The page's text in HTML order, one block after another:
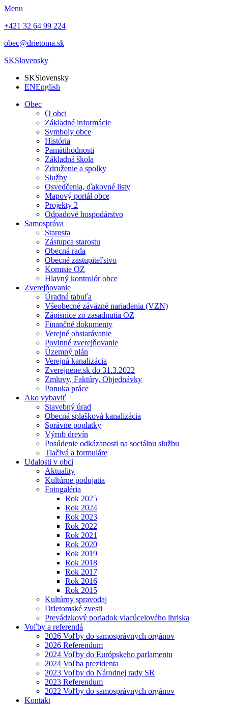
Menu
+421 32 64 99 224
obec@drietoma.sk
SKSlovensky
SKSlovensky
ENEnglish
Obec
O obci
Základné informácie
Symboly obce
História
Pamätihodnosti
Základná škola
Združenie a spolky
Služby
Osvedčenia, ďakovné listy
Mapový portál obce
Projekty 2
Odpadové hospodárstvo
Samospráva
Starosta
Zástupca starostu
Obecná rada
Obecné zastupiteľstvo
Komisie OZ
Hlavný kontrolór obce
Zverejňovanie
Úradná tabuľa
Všeobecné záväzné nariadenia (VZN)
Zápisnice zo zasadnutia OZ
Finančné dokumenty
Verejné obstarávanie
Povinné zverejňovanie
Územný plán
Verejná kanalizácia
Zverejnene.sk do 31.3.2022
Zmluvy, Faktúry, Objednávky
Ponuka práce
Ako vybaviť
Stavebný úrad
Obecná splašková kanalizácia
Správne poplatky
Výrub drevín
Posúdenie odkázanosti na sociálnu službu
Tlačivá a formuláre
Udalosti v obci
Aktuality
Kultúrne podujatia
Fotogaléria
Rok 2025
Rok 2024
Rok 2023
Rok 2022
Rok 2021
Rok 2020
Rok 2019
Rok 2018
Rok 2017
Rok 2016
Rok 2015
Kultúrny spravodaj
Drietomské zvesti
Prevádzkový poriadok viacúcelového ihriska
Voľby a referendá
2026 Voľby do samosprávnych orgánov
2026 Referendum
2024 Voľby do Európskeho parlamentu
2024 Voľba prezidenta
2023 Voľby do Národnej rady SR
2023 Referendum
2022 Voľby do samosprávnych orgánov
Kontakt